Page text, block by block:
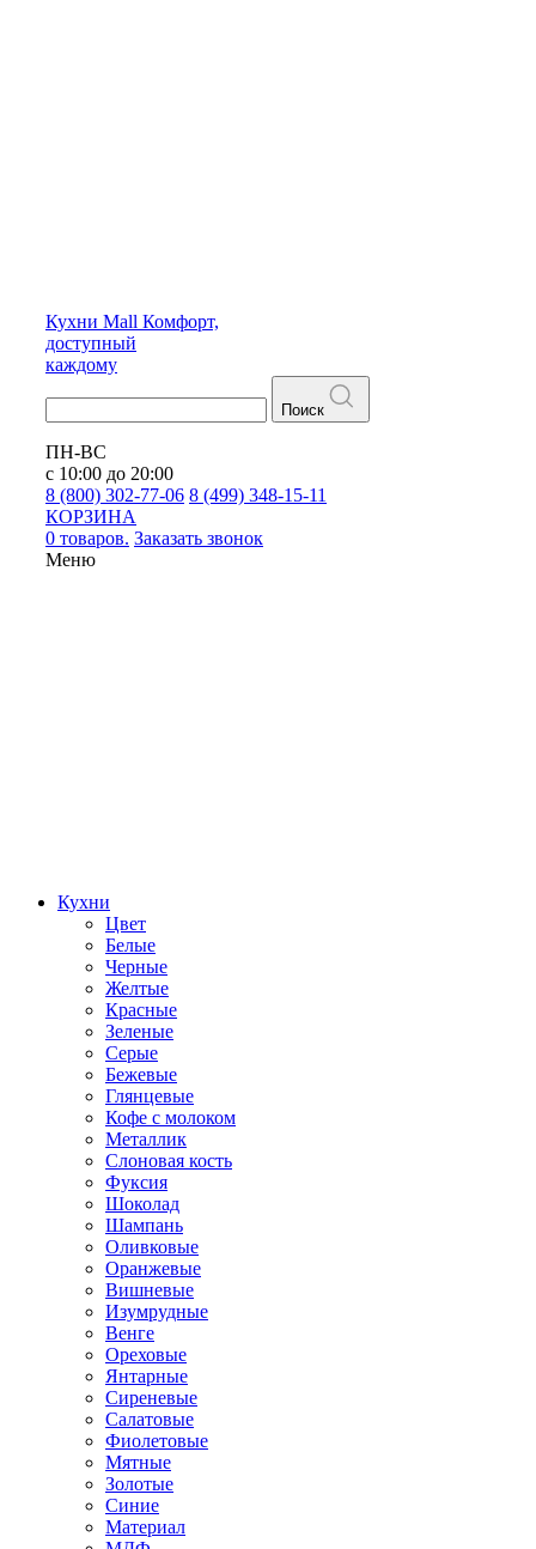
Кухни Mall Комфорт,
доступный
каждому
Поиск
ПН-ВС
с 10:00 до 20:00
8 (800) 302-77-06 8 (499) 348-15-11
КОРЗИНА
0 товаров. Заказать звонок
Меню
Кухни
Цвет
Белые
Черные
Желтые
Красные
Зеленые
Серые
Бежевые
Глянцевые
Кофе с молоком
Металлик
Слоновая кость
Фуксия
Шоколад
Шампань
Оливковые
Оранжевые
Вишневые
Изумрудные
Венге
Ореховые
Янтарные
Сиреневые
Салатовые
Фиолетовые
Мятные
Золотые
Синие
Материал